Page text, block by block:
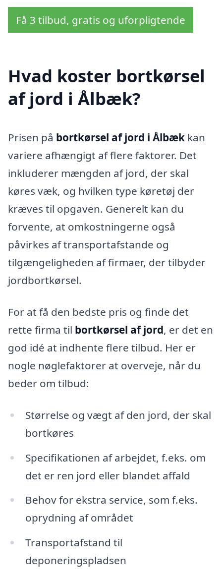
Få 3 tilbud, gratis og uforpligtende
Hvad koster bortkørsel
af jord i Ålbæk?
Prisen på bortkørsel af jord i Ålbæk kan
variere afhængigt af flere faktorer. Det
inkluderer mængden af jord, der skal
køres væk, og hvilken type køretøj der
kræves til opgaven. Generelt kan du
forvente, at omkostningerne også
påvirkes af transportafstande og
tilgængeligheden af firmaer, der tilbyder
jordbortkørsel.
For at få den bedste pris og finde det
rette firma til bortkørsel af jord, er det en
god idé at indhente flere tilbud. Her er
nogle nøglefaktorer at overveje, når du
beder om tilbud:
Størrelse og vægt af den jord, der skal
bortkøres
Specifikationen af arbejdet, f.eks. om
det er ren jord eller blandet affald
Behov for ekstra service, som f.eks.
oprydning af området
Transportafstand til
deponeringspladsen